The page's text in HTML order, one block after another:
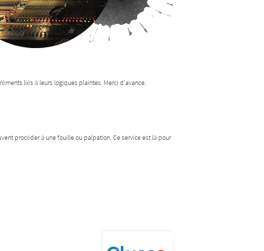
liés à leurs logiques plaintes. Merci d'avance.
procéder à une fouille ou palpation. Ce service est là pour